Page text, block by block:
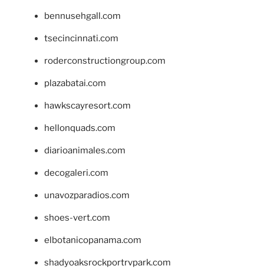
bennusehgall.com
tsecincinnati.com
roderconstructiongroup.com
plazabatai.com
hawkscayresort.com
hellonquads.com
diarioanimales.com
decogaleri.com
unavozparadios.com
shoes-vert.com
elbotanicopanama.com
shadyoaksrockportrvpark.com